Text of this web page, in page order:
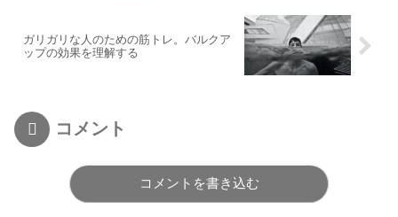
ガリガリな人のための筋トレ。バルクア
ップの効果を理解する
コメント
コメントを書き込む